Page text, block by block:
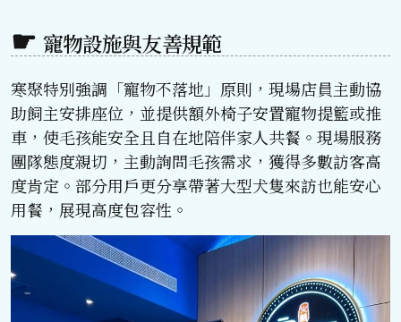
寵物設施與友善規範
寒聚特別強調「寵物不落地」原則，現場店員主動協
助飼主安排座位，並提供額外椅子安置寵物提籃或推
車，使毛孩能安全且自在地陪伴家人共餐。現場服務
團隊態度親切，主動詢問毛孩需求，獲得多數訪客高
度肯定。部分用戶更分享帶著大型犬隻來訪也能安心
用餐，展現高度包容性。